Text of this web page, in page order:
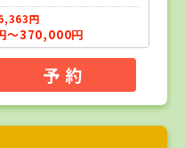
円
～370,000円
予 約